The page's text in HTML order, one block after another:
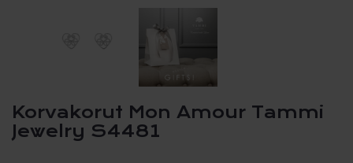
Korvakorut Mon Amour Tammi
Jewelry S4481